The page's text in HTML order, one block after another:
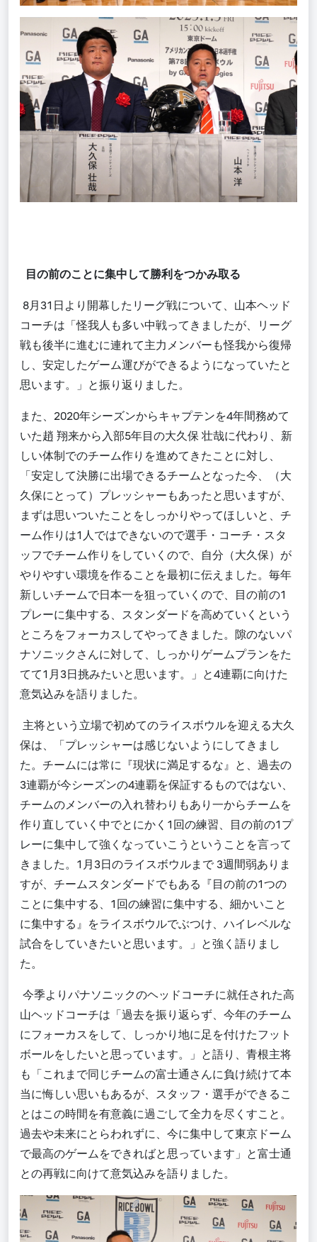
目の前のことに集中して勝利をつかみ取る
8月31日より開幕したリーグ戦について、山本ヘッド
コーチは「怪我人も多い中戦ってきましたが、リーグ
戦も後半に進むに連れて主力メンバーも怪我から復帰
し、安定したゲーム運びができるようになっていたと
思います。」と振り返りました。
また、 2020年シーズンからキャプテンを4年間務めて
いた趙 翔来から入部5年目の大久保 壮哉に代わり、新
しい体制でのチーム作りを進めてきたことに対し、
「安定して決勝に出場できるチームとなった今、（大
久保にとって）プレッシャーもあったと思いますが、
まずは思いついたことをしっかりやってほしいと、チ
ーム作りは1人ではできないので選手・コーチ・スタ
ッフでチーム作りをしていくので、自分（大久保）が
やりやすい環境を作ることを最初に伝えました。毎年
新しいチームで日本一を狙っていくので、目の前の1
プレーに集中する、スタンダードを高めていくという
ところをフォーカスしてやってきました。隙のないパ
ナソニックさんに対して、しっかりゲームプランをた
てて1月3日挑みたいと思います。」と4連覇に向けた
意気込みを語りました。
主将という立場で初めてのライスボウルを迎える大久
保は、「プレッシャーは感じないようにしてきまし
た。チームには常に『現状に満足するな』と、過去の
3連覇が今シーズンの4連覇を保証するものではない、
チームのメンバーの入れ替わりもあり一からチームを
作り直していく中でとにかく1回の練習、目の前の1プ
レーに集中して強くなっていこうということを言って
きました。 1月3日のライスボウルまで 3週間弱ありま
すが、チームスタンダードでもある『目の前の1つの
ことに集中する、1回の練習に集中する、細かいこと
に集中する』をライスボウルでぶつけ、ハイレベルな
試合をしていきたいと思います。」と強く語りまし
た。
今季よりパナソニックのヘッドコーチに就任された高
山ヘッドコーチは「過去を振り返らず、今年のチーム
にフォーカスをして、しっかり地に足を付けたフット
ボールをしたいと思っています。」と語り、青根主将
も「これまで同じチームの富士通さんに負け続けて本
当に悔しい思いもあるが、スタッフ・選手ができるこ
とはこの時間を有意義に過ごして全力を尽くすこと。
過去や未来にとらわれずに、今に集中して東京ドーム
で最高のゲームをできればと思っています」と富士通
との再戦に向けて意気込みを語りました。